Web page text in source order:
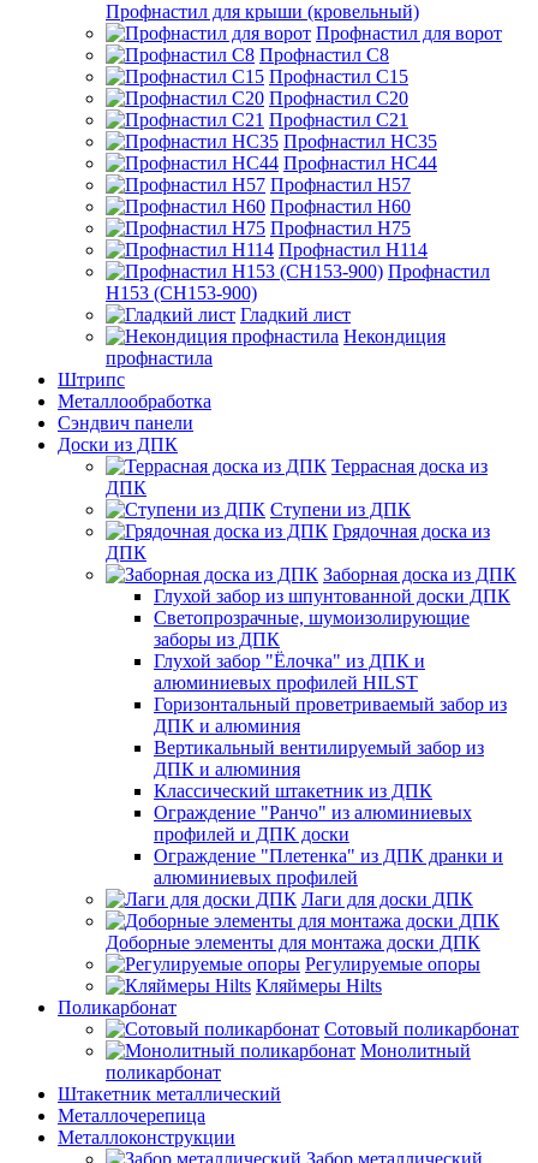
Профнастил для крыши (кровельный)
Профнастил для ворот
Профнастил С8
Профнастил С15
Профнастил С20
Профнастил С21
Профнастил НС35
Профнастил НС44
Профнастил Н57
Профнастил Н60
Профнастил Н75
Профнастил Н114
Профнастил
Н153 (СН153-900)
Гладкий лист
Некондиция
профнастила
Штрипс
Металлообработка
Сэндвич панели
Доски из ДПК
Террасная доска из
ДПК
Ступени из ДПК
Грядочная доска из
ДПК
Заборная доска из ДПК
Глухой забор из шпунтованной доски ДПК
Светопрозрачные, шумоизолирующие
заборы из ДПК
Глухой забор "Ёлочка" из ДПК и
алюминиевых профилей HILST
Горизонтальный проветриваемый забор из
ДПК и алюминия
Вертикальный вентилируемый забор из
ДПК и алюминия
Классический штакетник из ДПК
Ограждение "Ранчо" из алюминиевых
профилей и ДПК доски
Ограждение "Плетенка" из ДПК дранки и
алюминиевых профилей
Лаги для доски ДПК
Доборные элементы для монтажа доски ДПК
Регулируемые опоры
Кляймеры Hilts
Поликарбонат
Сотовый поликарбонат
Монолитный
поликарбонат
Штакетник металлический
Металлочерепица
Металлоконструкции
Забор металлический